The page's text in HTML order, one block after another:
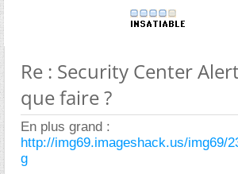
Re : Security Center
que faire ?
En plus grand :
http://img69.imageshack.us/img69/
g